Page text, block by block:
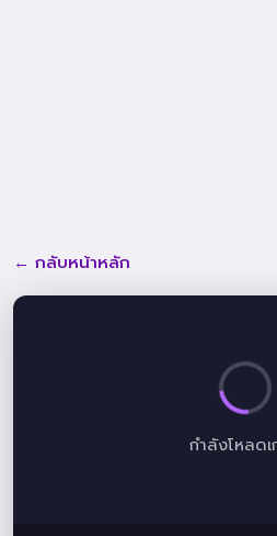
← กลับหน้าหลัก
กำลังโหลดเ